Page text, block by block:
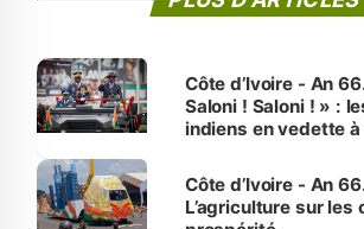
Côte d’Ivoire - An
Saloni ! Saloni ! » :
indiens en vedette à
Côte d’Ivoire - An
L’agriculture sur les